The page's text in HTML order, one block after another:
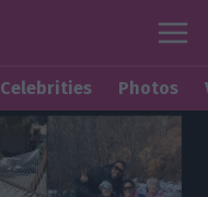
Celebrities Photos